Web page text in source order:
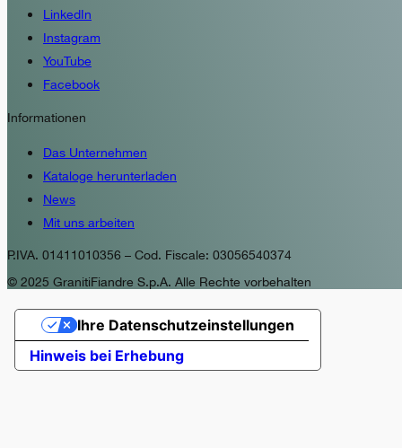
LinkedIn
Instagram
YouTube
Facebook
Informationen
Das Unternehmen
Kataloge herunterladen
News
Mit uns arbeiten
P.IVA. 01411010356 – Cod. Fiscale: 03056540374
© 2025 GranitiFiandre S.p.A. Alle Rechte vorbehalten
Hinweis bei Erhebung
Ihre Datenschutzeinstellungen